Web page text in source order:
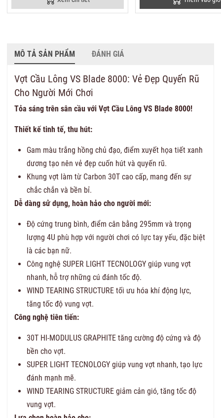
MÔ TẢ SẢN PHẨM ĐÁNH GIÁ
Vợt Cầu Lông VS Blade 8000: Vẻ Đẹp Quyến Rũ
Cho Người Mới Chơi
Tỏa sáng trên sân cầu với Vợt Cầu Lông VS Blade 8000!
Thiết kế tinh tế, thu hút:
Gam màu trắng hồng chủ đạo, điểm xuyết họa tiết xanh
dương tạo nên vẻ đẹp cuốn hút và quyến rũ.
Khung vợt làm từ Carbon 30T cao cấp, mang đến sự
chắc chắn và bền bỉ.
Dễ dàng sử dụng, hoàn hảo cho người mới:
Độ cứng trung bình, điểm cân bằng 295mm và trọng
lượng 4U phù hợp với người chơi có lực tay yếu, đặc biệt
là các bạn nữ.
Công nghệ SUPER LIGHT TECNOLOGY giúp vung vợt
nhanh, hỗ trợ những cú đánh tốc độ.
WIND TEARING STRUCTURE tối ưu hóa khí động lực,
tăng tốc độ vung vợt.
Công nghệ tiên tiến:
30T HI-MODULUS GRAPHITE tăng cường độ cứng và độ
bền cho vợt.
SUPER LIGHT TECNOLOGY giúp vung vợt nhanh, tạo lực
đánh mạnh mẽ.
WIND TEARING STRUCTURE giảm cản gió, tăng tốc độ
vung vợt.